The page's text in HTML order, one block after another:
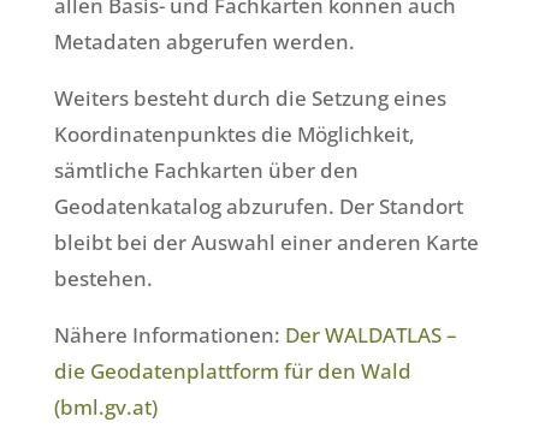
allen Basis- und Fachkarten können auch
Metadaten abgerufen werden.
Weiters besteht durch die Setzung eines
Koordinatenpunktes die Möglichkeit,
sämtliche Fachkarten über den
Geodatenkatalog abzurufen. Der Standort
bleibt bei der Auswahl einer anderen Karte
bestehen.
Nähere Informationen: Der WALDATLAS –
die Geodatenplattform für den Wald
(bml.gv.at)